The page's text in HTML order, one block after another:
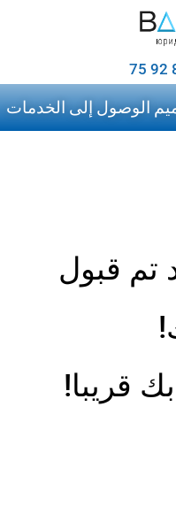
الوصول إلى الخدمات
تم قبول
قريبا!